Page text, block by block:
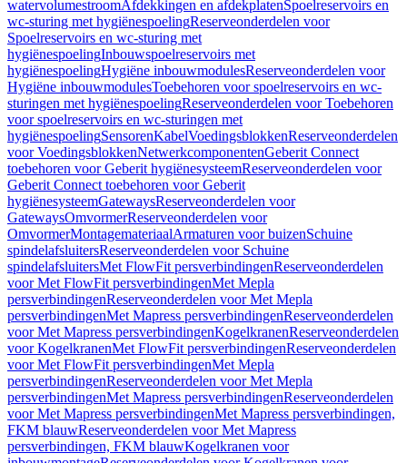
watervolumestroomAfdekkingen en afdekplatenSpoelreservoirs en
wc-sturing met hygiënespoelingReserveonderdelen voor
Spoelreservoirs en wc-sturing met
hygiënespoelingInbouwspoelreservoirs met
hygiënespoelingHygiëne inbouwmodulesReserveonderdelen voor
Hygiëne inbouwmodulesToebehoren voor spoelreservoirs en wc-
sturingen met hygiënespoelingReserveonderdelen voor Toebehoren
voor spoelreservoirs en wc-sturingen met
hygiënespoelingSensorenKabelVoedingsblokkenReserveonderdelen
voor VoedingsblokkenNetwerkcomponentenGeberit Connect
toebehoren voor Geberit hygiënesysteemReserveonderdelen voor
Geberit Connect toebehoren voor Geberit
hygiënesysteemGatewaysReserveonderdelen voor
GatewaysOmvormerReserveonderdelen voor
OmvormerMontagemateriaalArmaturen voor buizenSchuine
spindelafsluitersReserveonderdelen voor Schuine
spindelafsluitersMet FlowFit persverbindingenReserveonderdelen
voor Met FlowFit persverbindingenMet Mepla
persverbindingenReserveonderdelen voor Met Mepla
persverbindingenMet Mapress persverbindingenReserveonderdelen
voor Met Mapress persverbindingenKogelkranenReserveonderdelen
voor KogelkranenMet FlowFit persverbindingenReserveonderdelen
voor Met FlowFit persverbindingenMet Mepla
persverbindingenReserveonderdelen voor Met Mepla
persverbindingenMet Mapress persverbindingenReserveonderdelen
voor Met Mapress persverbindingenMet Mapress persverbindingen,
FKM blauwReserveonderdelen voor Met Mapress
persverbindingen, FKM blauwKogelkranen voor